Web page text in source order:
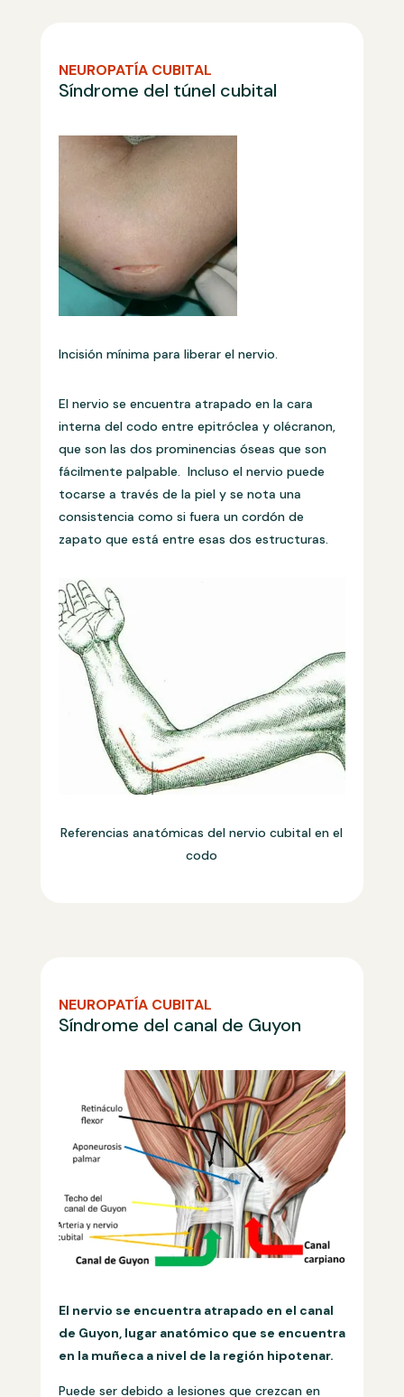
NEUROPATÍA CUBITAL
Síndrome del túnel cubital
Incisión mínima para liberar el nervio.
El nervio se encuentra atrapado en la cara
interna del codo entre epitróclea y olécranon,
que son las dos prominencias óseas que son
fácilmente palpable. Incluso el nervio puede
tocarse a través de la piel y se nota una
consistencia como si fuera un cordón de
zapato que está entre esas dos estructuras.
Referencias anatómicas del nervio cubital en el
codo
NEUROPATÍA CUBITAL
Síndrome del canal de Guyon
El nervio se encuentra atrapado en el canal
de Guyon, lugar anatómico que se encuentra
en la muñeca a nivel de la región hipotenar.
Puede ser debido a lesiones que crezcan en